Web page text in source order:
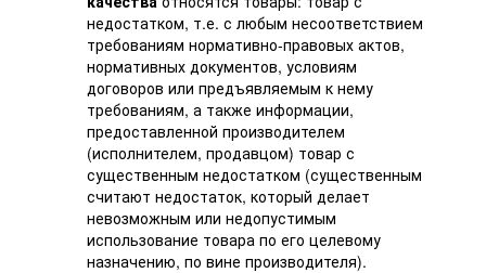
недостатком, т.е. с любым несоответствием
требованиям нормативно-правовых актов,
нормативных документов, условиям
договоров или предъявляемым к нему
требованиям, а также информации,
предоставленной производителем
(исполнителем, продавцом) товар с
существенным недостатком (существенным
считают недостаток, который делает
невозможным или недопустимым
использование товара по его целевому
назначению, по вине производителя).